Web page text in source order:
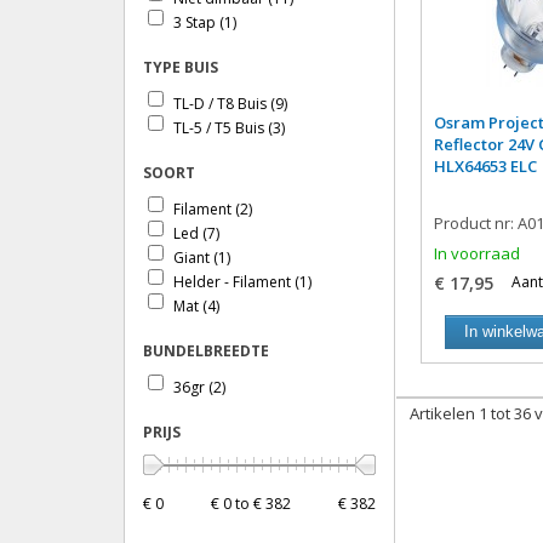
Osram
Reflector 24V
HLX64653 ELC
Product nr:
In voorraad
€ 17,95
In
Artikelen 1 tot 36
Par36
(1)
Reflector
Kaarslamp
Standaardlamp(14)
Buislamp(3)
Blister
Filament (1)
Led (15)
Rustieklamp
Elektronisch
Voorschakelapparaat (VSA) geen
(1)
Conventioneel (EM); Mains
3 Stap (1)
TYPE BUIS
TL-D / T8 Buis (9)
TL-5 / T5 Buis (3)
SOORT
Filament (2)
Led (7)
Giant (1)
Helder - Filament (1)
Mat (4)
BUNDELBREEDTE
36gr (2)
PRIJS
€ 0 € 382
€ 0 to € 382